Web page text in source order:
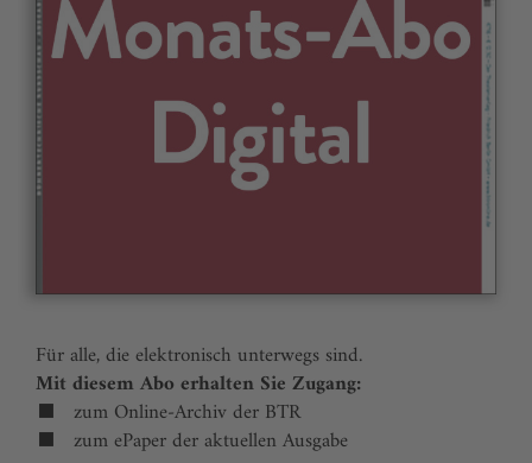
Für alle, die elektronisch unterwegs sind.
Mit diesem Abo erhalten Sie Zugang:
zum Online-Archiv der BTR
zum ePaper der aktuellen Ausgabe